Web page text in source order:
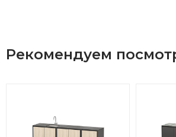
Рекомендуем